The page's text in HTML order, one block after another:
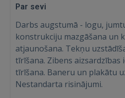
Par sevi
Darbs augstumā - logu,
konstrukciju mazgāšana un
atjaunošana. Tekņu
tīrīšana. Zibens aizsardzības
tīrīšana. Baneru un plakātu
Nestandarta risinājumi.